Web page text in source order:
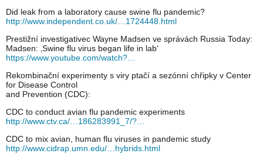
Did leak from a laboratory cause swine flu pandemic?
http://www.independent.co.uk/…1724448.html
Prestižní investigativec Wayne Madsen ve správách Russia Today:
Madsen: ‚Swine flu virus began life in lab‘
https://www.youtube.com/watch?…
Rekombinační experimenty s viry ptačí a sezónní chřipky v Center
for Disease Control
and Prevention (CDC):
CDC to conduct avian flu pandemic experiments
http://www.ctv.ca/…186283991_7/?…
CDC to mix avian, human flu viruses in pandemic study
http://www.cidrap.umn.edu/…hybrids.html